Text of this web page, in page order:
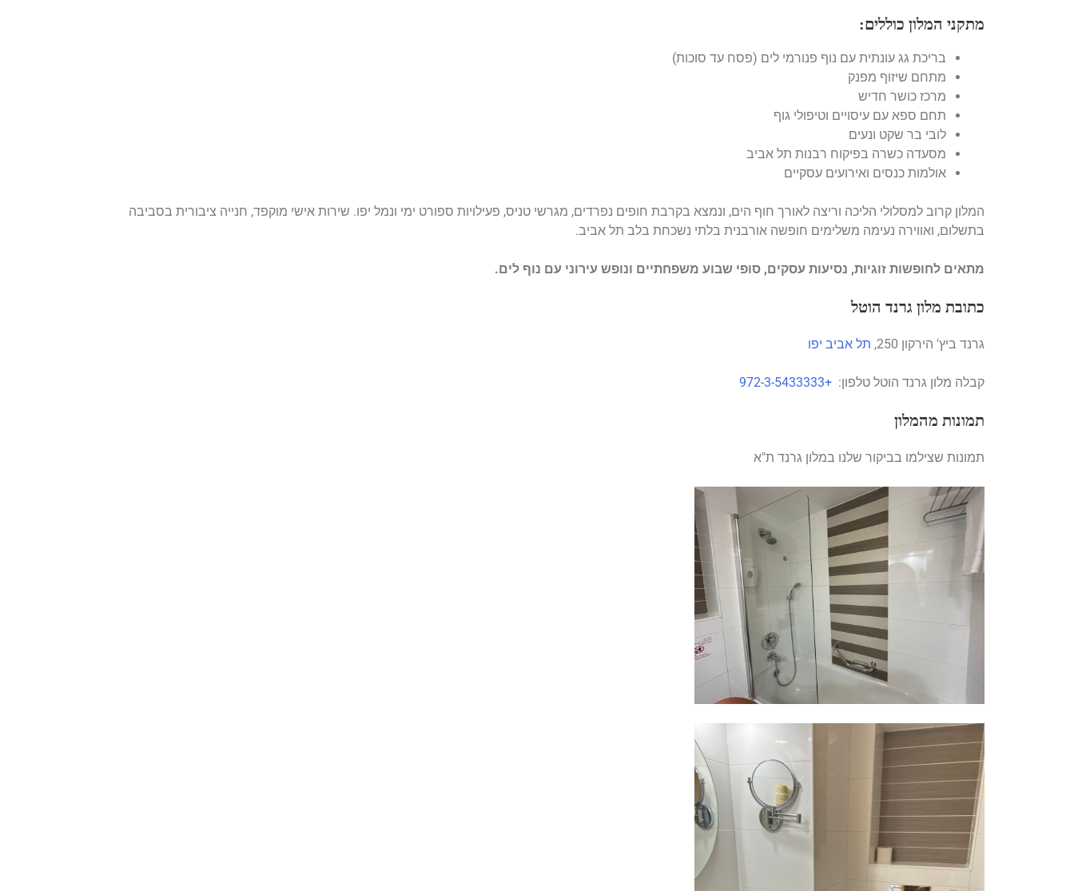
מתקני המלון כוללים:
בריכת גג עונתית עם נוף פנורמי לים (פסח עד סוכות)
מתחם שיזוף מפנק
מרכז כושר חדיש
תחם ספא עם עיסויים וטיפולי גוף
לובי בר שקט ונעים
מסעדה כשרה בפיקוח רבנות תל אביב
אולמות כנסים ואירועים עסקיים
המלון קרוב למסלולי הליכה וריצה לאורך חוף הים, ונמצא בקרבת חופים נפרדים, מגרשי טניס, פעילויות ספורט ימי ונמל יפו. שירות אישי מוקפד, חנייה ציבורית בסביבה
בתשלום, ואווירה נעימה משלימים חופשה אורבנית בלתי נשכחת בלב תל אביב.
מתאים לחופשות זוגיות, נסיעות עסקים, סופי שבוע משפחתיים ונופש עירוני עם נוף לים.
כתובת מלון גרנד הוטל
גרנד ביץ' הירקון 250, תל אביב יפו
קבלה מלון גרנד הוטל טלפון: +972-3-5433333
תמונות מהמלון
תמונות שצילמו בביקור שלנו במלון גרנד ת"א